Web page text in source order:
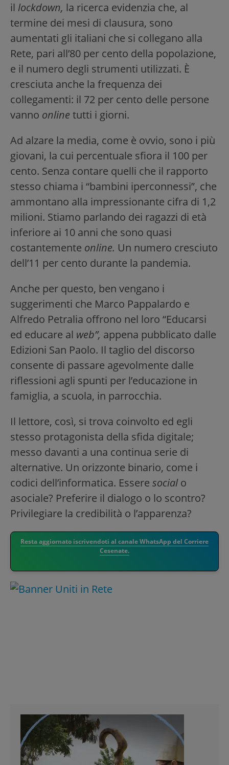
il lockdown, la ricerca evidenzia che, al
termine dei mesi di clausura, sono
aumentati gli italiani che si collegano alla
Rete, pari all’80 per cento della popolazione,
e il numero degli strumenti utilizzati. È
cresciuta anche la frequenza dei
collegamenti: il 72 per cento delle persone
vanno online tutti i giorni.
Ad alzare la media, come è ovvio, sono i più
giovani, la cui percentuale sfiora il 100 per
cento. Senza contare quelli che il rapporto
stesso chiama i “bambini iperconnessi”, che
ammontano alla impressionante cifra di 1,2
milioni. Stiamo parlando dei ragazzi di età
inferiore ai 10 anni che sono quasi
costantemente online. Un numero cresciuto
dell’11 per cento durante la pandemia.
Anche per questo, ben vengano i
suggerimenti che Marco Pappalardo e
Alfredo Petralia offrono nel loro “Educarsi
ed educare al web”, appena pubblicato dalle
Edizioni San Paolo. Il taglio del discorso
consente di passare agevolmente dalle
riflessioni agli spunti per l’educazione in
famiglia, a scuola, in parrocchia.
Il lettore, così, si trova coinvolto ed egli
stesso protagonista della sfida digitale;
messo davanti a una continua serie di
alternative. Un orizzonte binario, come i
codici dell’informatica. Essere socialo
asociale? Preferire il dialogo o lo scontro?
Privilegiare la credibilità o l’apparenza?
Resta aggiornato iscrivendoti al canale WhatsApp del Corriere
Cesenate.